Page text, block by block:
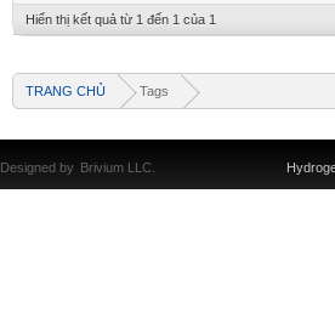
Hiển thị kết quả từ 1 đến 1 của 1
TRANG CHỦ Tags
Designed by Brivium LLC.